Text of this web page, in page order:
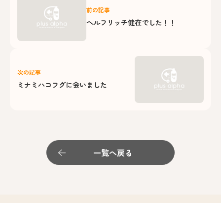
前の記事
ヘルフリッチ健在でした！！
次の記事
ミナミハコフグに会いました
一覧へ戻る